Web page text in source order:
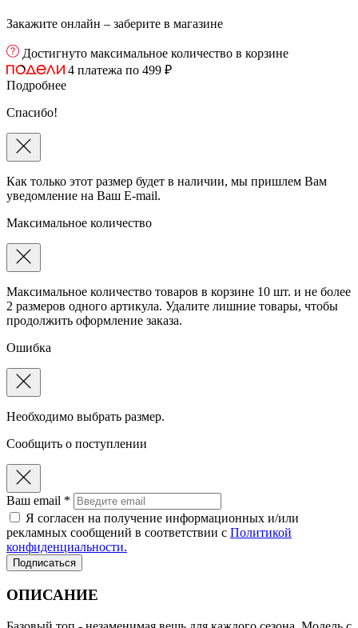
Закажите онлайн – заберите в магазине
Достигнуто максимальное количество в корзине
4 платежа по 499 ₽
Подробнее
Спасибо!
Как только этот размер будет в наличии, мы пришлем Вам
уведомление на Ваш E-mail.
Максимальное количество
Максимальное количество товаров в корзине 10 шт. и не более
2 размеров одного артикула. Удалите лишние товары, чтобы
продолжить оформление заказа.
Ошибка
Необходимо выбрать размер.
Сообщить о поступлении
Ваш email *
Я согласен на получение информационных и/или
рекламных сообщений в соответствии с Политикой
конфиденциальности.
Подписаться
ОПИСАНИЕ